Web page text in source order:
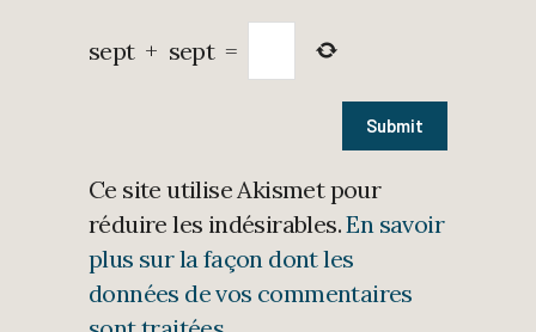
sept + sept =
Ce site utilise Akismet pour
réduire les indésirables.En savoir
plus sur la façon dont les
données de vos commentaires